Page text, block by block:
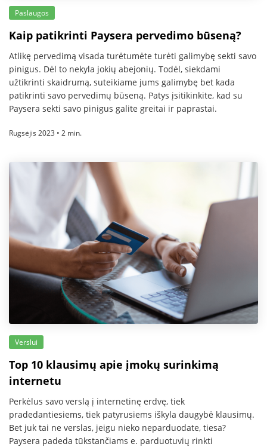
Paslaugos
Kaip patikrinti Paysera pervedimo būseną?
Atlikę pervedimą visada turėtumėte turėti galimybę sekti savo
pinigus. Dėl to nekyla jokių abejonių. Todėl, siekdami
užtikrinti skaidrumą, suteikiame jums galimybę bet kada
patikrinti savo pervedimų būseną. Patys įsitikinkite, kad su
Paysera sekti savo pinigus galite greitai ir paprastai.
Rugsėjis 2023 • 2 min.
Verslui
Top 10 klausimų apie įmokų surinkimą
internetu
Perkėlus savo verslą į internetinę erdvę, tiek
pradedantiesiems, tiek patyrusiems iškyla daugybė klausimų.
Bet juk tai ne verslas, jeigu nieko neparduodate, tiesa?
Paysera padeda tūkstančiams e. parduotuvių rinkti